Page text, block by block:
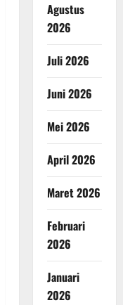
Agustus
2026
Juli 2026
Juni 2026
Mei 2026
April 2026
Maret 2026
Februari
2026
Januari
2026